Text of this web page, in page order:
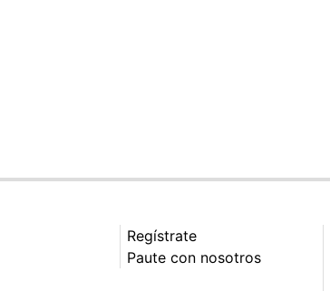
Regístrate
Paute con nosotros